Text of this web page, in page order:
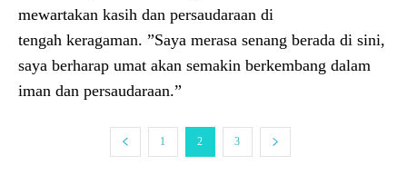
mewartakan kasih dan persaudaraan di
tengah keragaman. ”Saya merasa senang berada di sini,
saya berharap umat akan semakin berkembang dalam
iman dan persaudaraan.”
1 2 3